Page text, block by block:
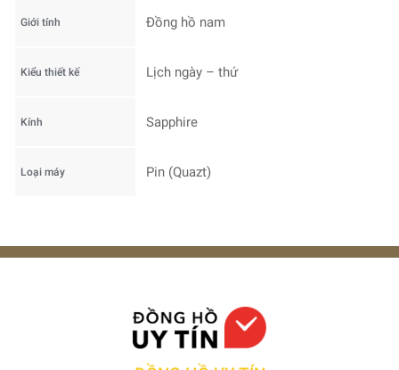
Giới tính Đồng hồ nam
Kiểu thiết kế Lịch ngày – thứ
Kính Sapphire
Loại máy Pin (Quazt)